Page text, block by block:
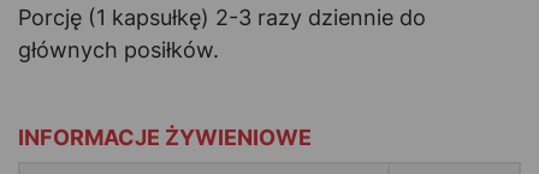
Porcję (1 kapsułkę) 2-3 razy dziennie do
głównych posiłków.
INFORMACJE ŻYWIENIOWE